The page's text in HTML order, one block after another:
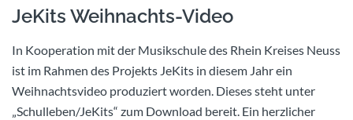
JeKits Weihnachts-Video
In Kooperation mit der Musikschule des Rhein Kreises Neuss
ist im Rahmen des Projekts JeKits in diesem Jahr ein
Weihnachtsvideo produziert worden. Dieses steht unter
„Schulleben/JeKits“ zum Download bereit. Ein herzlicher